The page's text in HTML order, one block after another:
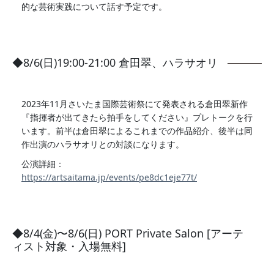
的な芸術実践について話す予定です。
◆8/6(日)19:00-21:00 倉田翠、ハラサオリ
2023年11月さいたま国際芸術祭にて発表される倉田翠新作
『指揮者が出てきたら拍手をしてください』プレトークを行
います。前半は倉田翠によるこれまでの作品紹介、後半は同
作出演のハラサオリとの対談になります。
公演詳細：
https://artsaitama.jp/events/pe8dc1eje77t/
◆8/4(金)〜8/6(日) PORT Private Salon [アーテ
ィスト対象・入場無料]